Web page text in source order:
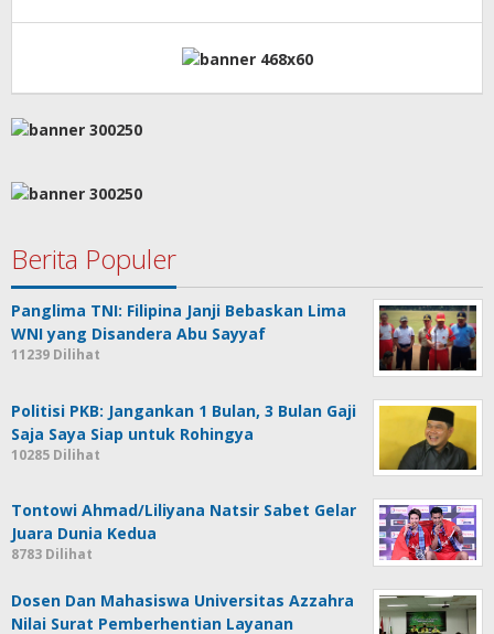
Berita Populer
Panglima TNI: Filipina Janji Bebaskan Lima
WNI yang Disandera Abu Sayyaf
11239 Dilihat
Politisi PKB: Jangankan 1 Bulan, 3 Bulan Gaji
Saja Saya Siap untuk Rohingya
10285 Dilihat
Tontowi Ahmad/Liliyana Natsir Sabet Gelar
Juara Dunia Kedua
8783 Dilihat
Dosen Dan Mahasiswa Universitas Azzahra
Nilai Surat Pemberhentian Layanan